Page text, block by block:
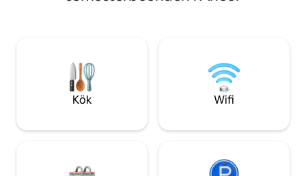
Grundläggande: Garanterat varmvatten
dygnet runt och full reservström. Gratis
är inte bara en
upplevelse av hur
Chikmagalur
Kök Wifi